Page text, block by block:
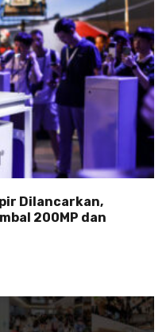
Dilancarkan,
200MP dan